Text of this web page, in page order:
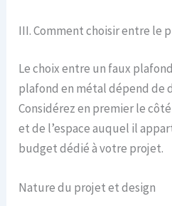
III. Comment choisir entre le
Le choix entre un faux
plafond en métal dépend de
Considérez en premier le
et de l’espace auquel il
budget dédié à votre projet.
Nature du projet et design